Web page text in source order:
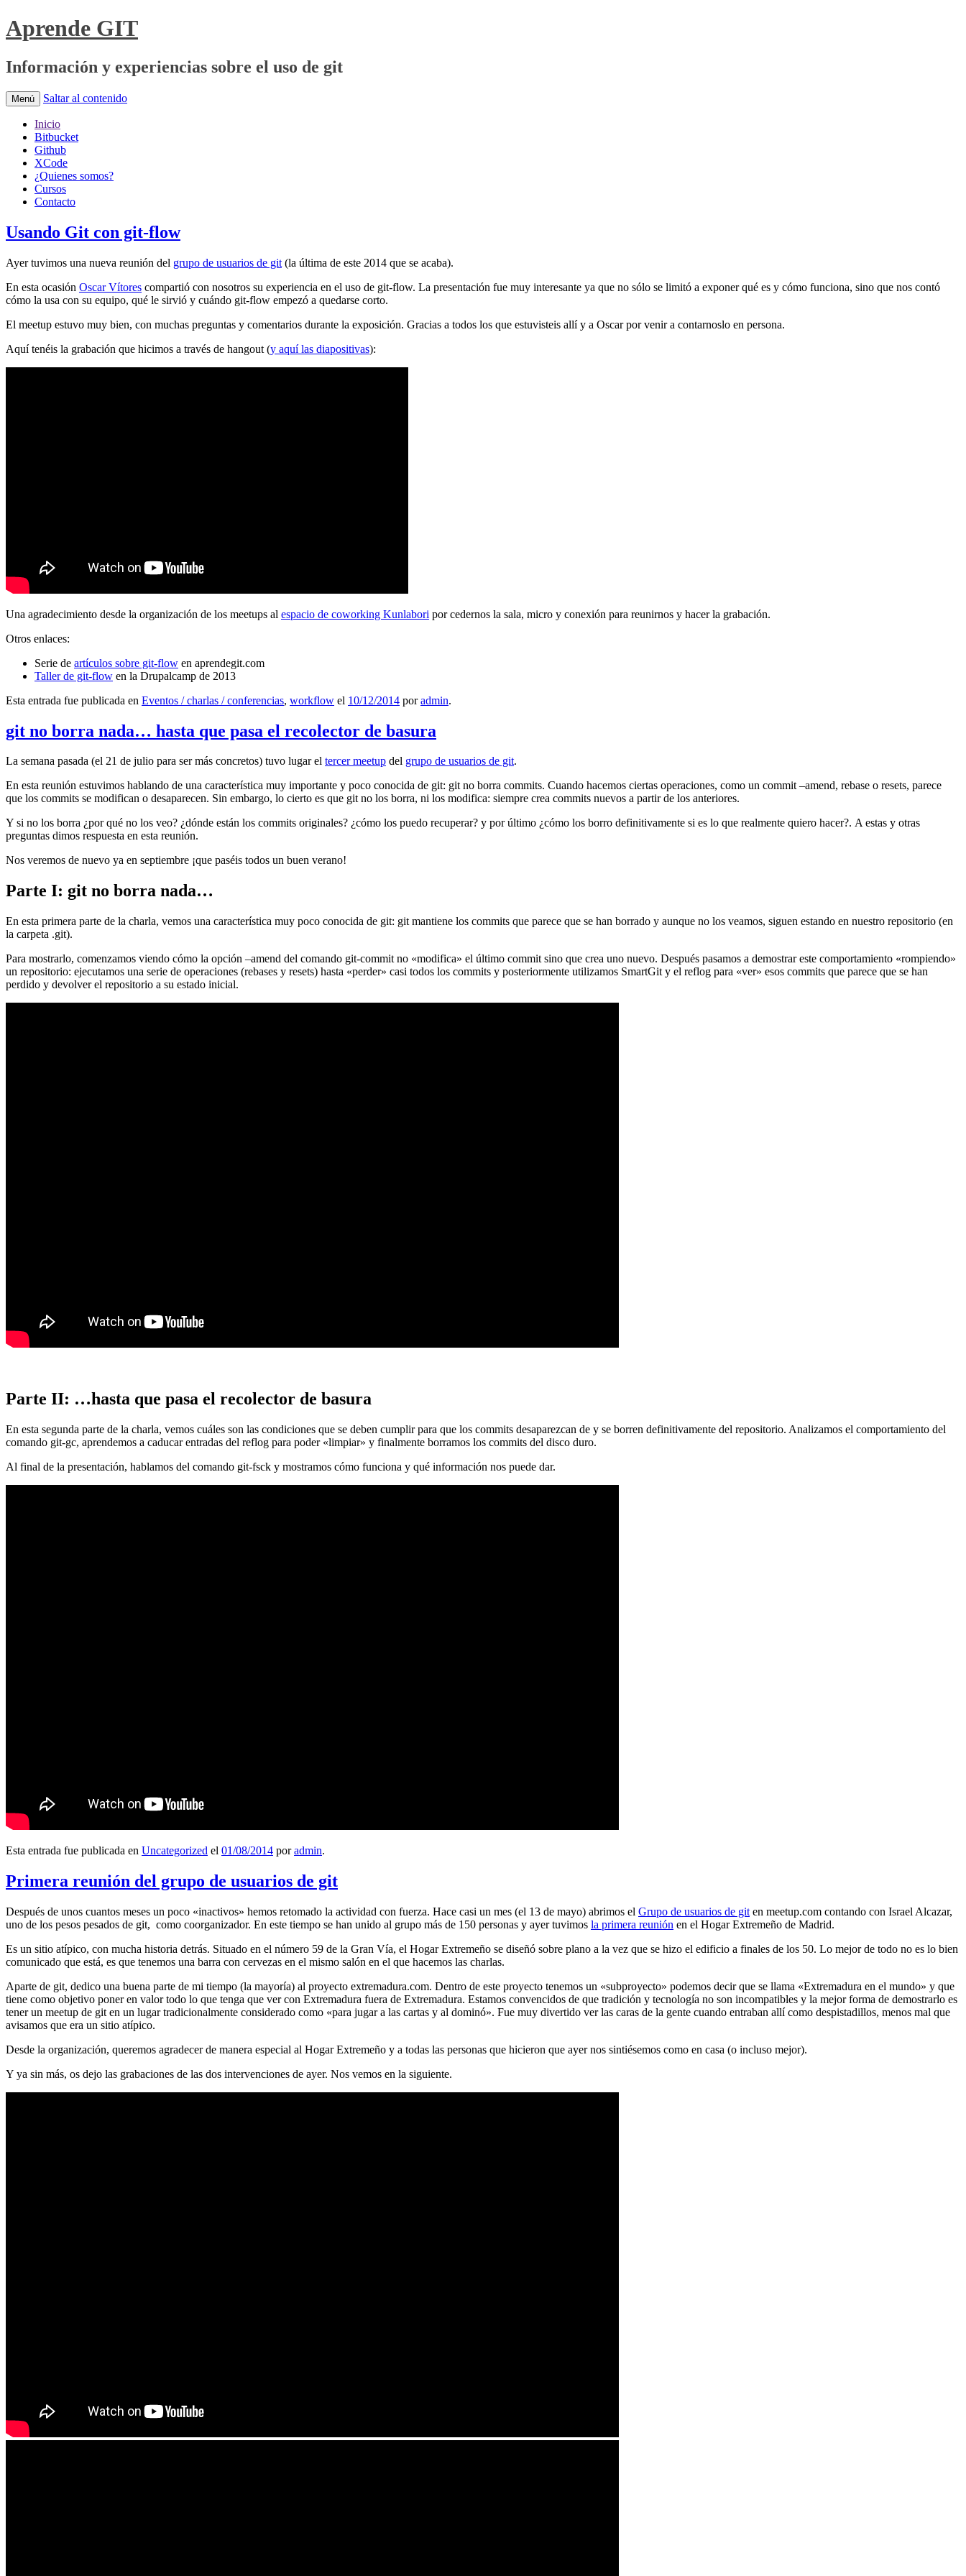
Aprende GIT
Información y experiencias sobre el uso de git
Menú Saltar al contenido
Inicio
Bitbucket
Github
XCode
¿Quienes somos?
Cursos
Contacto
Usando Git con git-flow
Ayer tuvimos una nueva reunión del grupo de usuarios de git (la última de este 2014 que se acaba).
En esta ocasión Oscar Vítores compartió con nosotros su experiencia en el uso de git-flow. La presentación fue muy interesante ya que no sólo se limitó a exponer qué es y cómo funciona, sino que nos contó
cómo la usa con su equipo, qué le sirvió y cuándo git-flow empezó a quedarse corto.
El meetup estuvo muy bien, con muchas preguntas y comentarios durante la exposición. Gracias a todos los que estuvisteis allí y a Oscar por venir a contarnoslo en persona.
Aquí tenéis la grabación que hicimos a través de hangout (y aquí las diapositivas):
Una agradecimiento desde la organización de los meetups al espacio de coworking Kunlabori por cedernos la sala, micro y conexión para reunirnos y hacer la grabación.
Otros enlaces:
Serie de artículos sobre git-flow en aprendegit.com
Taller de git-flow en la Drupalcamp de 2013
Esta entrada fue publicada en Eventos / charlas / conferencias, workflow el 10/12/2014 poradmin.
git no borra nada… hasta que pasa el recolector de basura
La semana pasada (el 21 de julio para ser más concretos) tuvo lugar el tercer meetup del grupo de usuarios de git.
En esta reunión estuvimos hablando de una característica muy importante y poco conocida de git: git no borra commits. Cuando hacemos ciertas operaciones, como un commit –amend, rebase o resets, parece
que los commits se modifican o desaparecen. Sin embargo, lo cierto es que git no los borra, ni los modifica: siempre crea commits nuevos a partir de los anteriores.
Y si no los borra ¿por qué no los veo? ¿dónde están los commits originales? ¿cómo los puedo recuperar? y por último ¿cómo los borro definitivamente si es lo que realmente quiero hacer?. A estas y otras
preguntas dimos respuesta en esta reunión.
Nos veremos de nuevo ya en septiembre ¡que paséis todos un buen verano!
Parte I: git no borra nada…
En esta primera parte de la charla, vemos una característica muy poco conocida de git: git mantiene los commits que parece que se han borrado y aunque no los veamos, siguen estando en nuestro repositorio (en
la carpeta .git).
Para mostrarlo, comenzamos viendo cómo la opción –amend del comando git-commit no «modifica» el último commit sino que crea uno nuevo. Después pasamos a demostrar este comportamiento «rompiendo»
un repositorio: ejecutamos una serie de operaciones (rebases y resets) hasta «perder» casi todos los commits y posteriormente utilizamos SmartGit y el reflog para «ver» esos commits que parece que se han
perdido y devolver el repositorio a su estado inicial.
Parte II: …hasta que pasa el recolector de basura
En esta segunda parte de la charla, vemos cuáles son las condiciones que se deben cumplir para que los commits desaparezcan de y se borren definitivamente del repositorio. Analizamos el comportamiento del
comando git-gc, aprendemos a caducar entradas del reflog para poder «limpiar» y finalmente borramos los commits del disco duro.
Al final de la presentación, hablamos del comando git-fsck y mostramos cómo funciona y qué información nos puede dar.
Esta entrada fue publicada en Uncategorized el 01/08/2014 poradmin.
Primera reunión del grupo de usuarios de git
Después de unos cuantos meses un poco «inactivos» hemos retomado la actividad con fuerza. Hace casi un mes (el 13 de mayo) abrimos el Grupo de usuarios de git en meetup.com contando con Israel Alcazar,
uno de los pesos pesados de git, como coorganizador. En este tiempo se han unido al grupo más de 150 personas y ayer tuvimos la primera reunión en el Hogar Extremeño de Madrid.
Es un sitio atípico, con mucha historia detrás. Situado en el número 59 de la Gran Vía, el Hogar Extremeño se diseñó sobre plano a la vez que se hizo el edificio a finales de los 50. Lo mejor de todo no es lo bien
comunicado que está, es que tenemos una barra con cervezas en el mismo salón en el que hacemos las charlas.
Aparte de git, dedico una buena parte de mi tiempo (la mayoría) al proyecto extremadura.com. Dentro de este proyecto tenemos un «subproyecto» podemos decir que se llama «Extremadura en el mundo» y que
tiene como objetivo poner en valor todo lo que tenga que ver con Extremadura fuera de Extremadura. Estamos convencidos de que tradición y tecnología no son incompatibles y la mejor forma de demostrarlo es
tener un meetup de git en un lugar tradicionalmente considerado como «para jugar a las cartas y al dominó». Fue muy divertido ver las caras de la gente cuando entraban allí como despistadillos, menos mal que
avisamos que era un sitio atípico.
Desde la organización, queremos agradecer de manera especial al Hogar Extremeño y a todas las personas que hicieron que ayer nos sintiésemos como en casa (o incluso mejor).
Y ya sin más, os dejo las grabaciones de las dos intervenciones de ayer. Nos vemos en la siguiente.